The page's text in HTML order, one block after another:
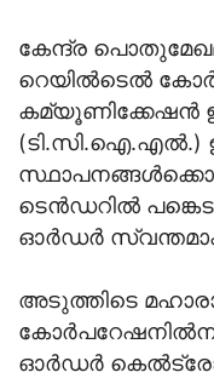
കേന്ദ്ര
റെയില്‍ടെല്‍
കമ്യൂണിക്കേഷന്‍
(ടി.സി.ഐ.എല്‍.)
ടെന്‍ഡറില്‍
ഓര്‍ഡര്‍
അടുത്തിടെ
ഓര്‍ഡര്‍